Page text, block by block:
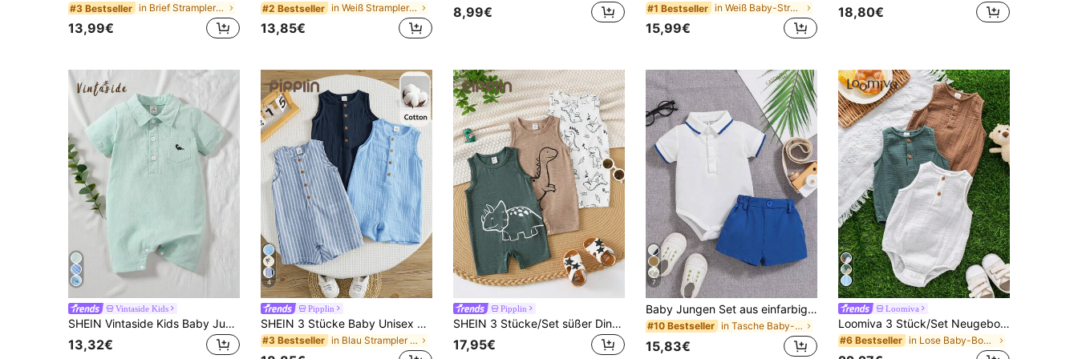
#3 Bestseller in Brief Strampler für Babyjungen
13,99€
#2 Bestseller in Weiß Strampler für Babyjungen
13,85€
8,99€ #1 Bestseller in Weiß Baby-Strampelanzug für Jungen
15,99€
18,80€
Vintaside Kids
SHEIN Vintaside Kids Baby Jungen Strampler mit Dinosaurier Stickerei, Knöpfen und halber Knopfleiste
13,32€
4
Pipplin
SHEIN 3 Stücke Baby Unisex Lässig gestreifter ärmelloser Romper & Lätzchen-Shorts Set, geeignet für Ausflüge und Urlaub
#3 Bestseller in Blau Strampler für Babyjungen
Pipplin
SHEIN 3 Stücke/Set süßer Dinosaurier Muster ärmelloser Romper & Shorts Set, unisex Baby Jungen/Mädchen Frühling/Sommer Kleidung
17,95€
7
Baby Jungen Set aus einfarbigem Hemd mit Druckknöpfen und Shorts, 2-teilig, minimalistisch
#10 Bestseller in Tasche Baby-Bodys für Jungen
15,83€
Loomiva
Loomiva 3 Stück/Set Neugeborenen Baby Jungen süße einfarbige Krepp Ärmellos Body Grundausstattung, Sommer
#6 Bestseller in Lose Baby-Bodys für Jungen